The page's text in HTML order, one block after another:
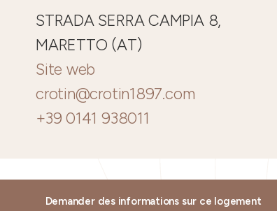
STRADA SERRA CAMPIA 8,
MARETTO (AT)
Site web
crotin@crotin1897.com
+39 0141 938011
Demander des informations sur ce logement